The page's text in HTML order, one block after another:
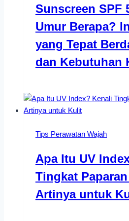
Sunscreen SPF
Umur Berapa?
yang Tepat
dan Kebutuhan
Tips Perawatan Wajah
Apa Itu UV
Tingkat
Artinya untuk